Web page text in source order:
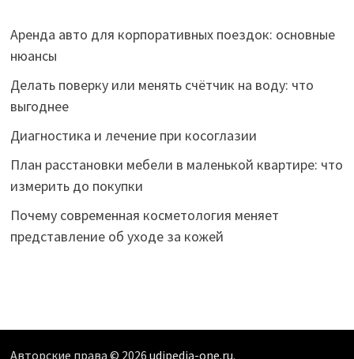
Аренда авто для корпоративных поездок: основные
нюансы
Делать поверку или менять счётчик на воду: что
выгоднее
Диагностика и лечение при косоглазии
План расстановки мебели в маленькой квартире: что
измерить до покупки
Почему современная косметология меняет
представление об уходе за кожей
Авторские права © 2026 udipedia-one.ru.